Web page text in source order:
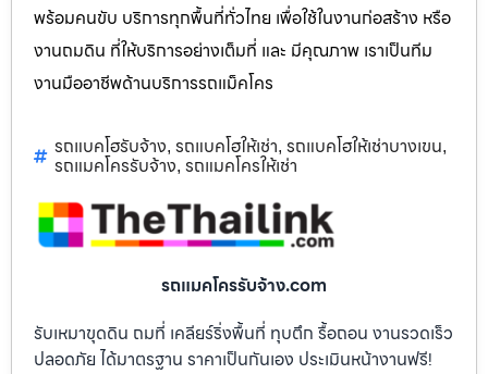
พร้อมคนขับ บริการทุกพื้นที่ทั่วไทย เพื่อใช้ในงานก่อสร้าง หรือ
งานถมดิน ที่ให้บริการอย่างเต็มที่ และ มีคุณภาพ เราเป็นทีม
งานมืออาชีพด้านบริการรถแม็คโคร
รถแบคโฮรับจ้าง, รถแบคโฮให้เช่า, รถแบคโฮให้เช่าบางเขน,
รถแมคโครรับจ้าง, รถแมคโครให้เช่า
รถแมคโครรับจ้าง.com
รับเหมาขุดดิน ถมที่ เคลียร์ริ่งพื้นที่ ทุบตึก รื้อถอน งานรวดเร็ว
ปลอดภัย ได้มาตรฐาน ราคาเป็นกันเอง ประเมินหน้างานฟรี!